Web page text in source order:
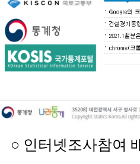
○ 인터넷조사참여